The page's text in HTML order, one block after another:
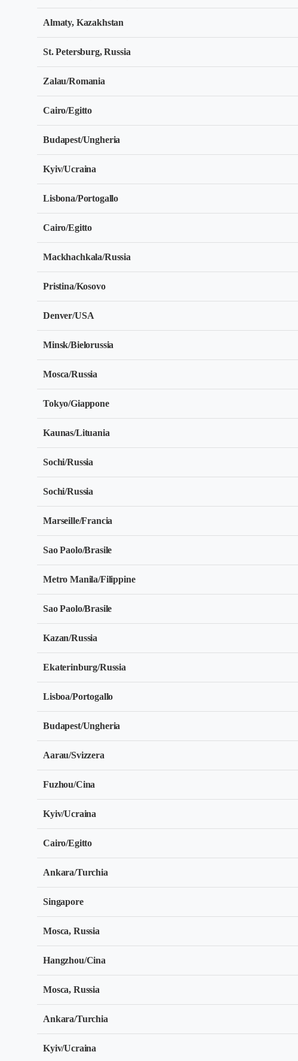
Almaty, Kazakhstan
St. Petersburg, Russia
Zalau/Romania
Cairo/Egitto
Budapest/Ungheria
Kyiv/Ucraina
Lisbona/Portogallo
Cairo/Egitto
Mackhachkala/Russia
Pristina/Kosovo
Denver/USA
Minsk/Bielorussia
Mosca/Russia
Tokyo/Giappone
Kaunas/Lituania
Sochi/Russia
Sochi/Russia
Marseille/Francia
Sao Paolo/Brasile
Metro Manila/Filippine
Sao Paolo/Brasile
Kazan/Russia
Ekaterinburg/Russia
Lisboa/Portogallo
Budapest/Ungheria
Aarau/Svizzera
Fuzhou/Cina
Kyiv/Ucraina
Cairo/Egitto
Ankara/Turchia
Singapore
Mosca, Russia
Hangzhou/Cina
Mosca, Russia
Ankara/Turchia
Kyiv/Ucraina